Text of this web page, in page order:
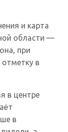
и карта
области —
при
в
в центре
в